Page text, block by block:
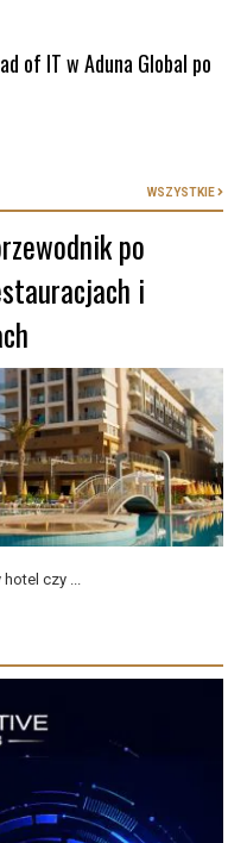
of IT w Aduna Global po
WSZYSTKIE
po
i
czy ...